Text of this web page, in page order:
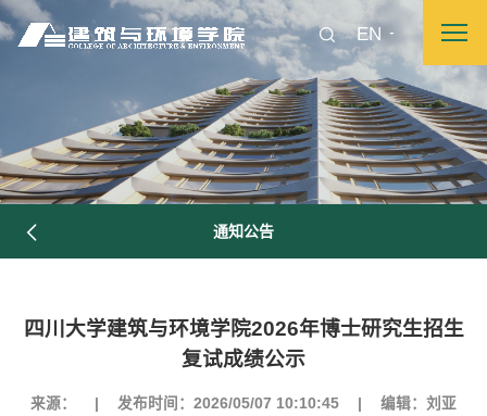
EN
图片新闻
院党委 院行政 院工会 教授委员会
通知公告
四川大学建筑与环境学院2026年博士研究生招生
复试成绩公示
来源： 发布时间：2026/05/07 10:10:45
编辑：刘亚